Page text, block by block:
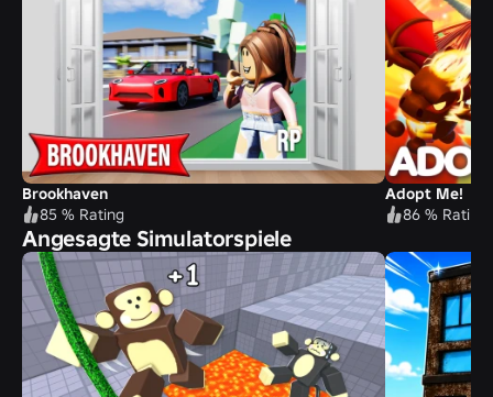
Brookhaven
85 % Rating
Adopt Me!
86 % Rating
Angesagte Simulatorspiele